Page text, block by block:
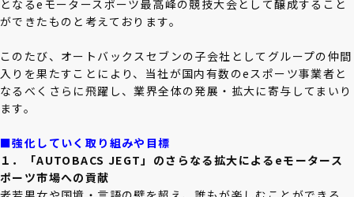
となるeモータースポーツ最高峰の競技大会として醸成すること
ができたものと考えております。
このたび、オートバックスセブンの子会社としてグループの仲間
入りを果たすことにより、当社が国内有数のeスポーツ事業者と
なるべくさらに飛躍し、業界全体の発展・拡大に寄与してまいり
ます。
■強化していく取り組みや目標
１．「AUTOBACS JEGT」のさらなる拡大によるeモータース
ポーツ市場への貢献